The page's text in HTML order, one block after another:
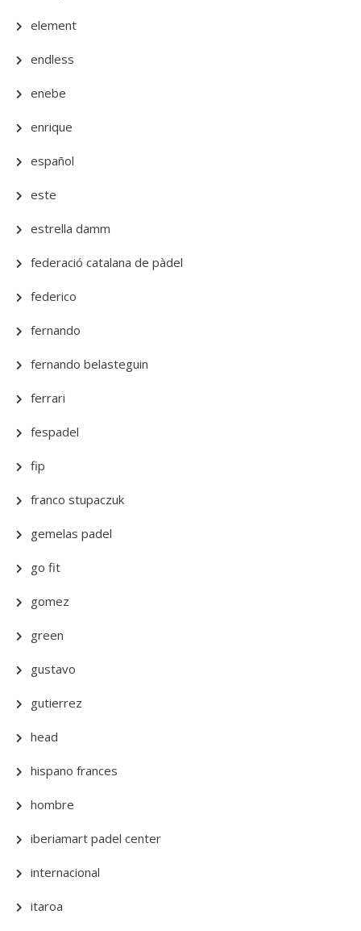
element
endless
enebe
enrique
español
este
estrella damm
federació catalana de pàdel
federico
fernando
fernando belasteguin
ferrari
fespadel
fip
franco stupaczuk
gemelas padel
go fit
gomez
green
gustavo
gutierrez
head
hispano frances
hombre
iberiamart padel center
internacional
itaroa